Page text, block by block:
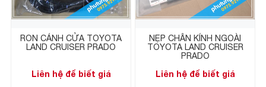
RON CÁNH CỬA TOYOTA
LAND CRUISER PRADO
Liên hệ để biết giá
NẸP CHÂN KÍNH NGOÀI
TOYOTA LAND CRUISER
PRADO
Liên hệ để biết giá